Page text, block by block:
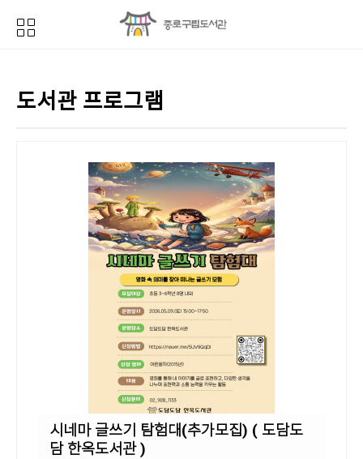
도서관 프로그램
시네마 글쓰기 탐험대(추가모집) ( 도담도
담 한옥도서관 )